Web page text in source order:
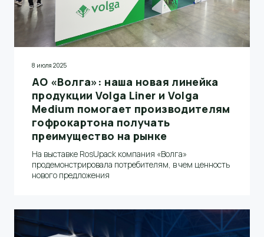
8 июля 2025
АО «Волга»: наша новая линейка
продукции Volga Liner и Volga
Medium помогает производителям
гофрокартона получать
преимущество на рынке
На выставке RosUpack компания «Волга»
продемонстрировала потребителям, в чем ценность
нового предложения